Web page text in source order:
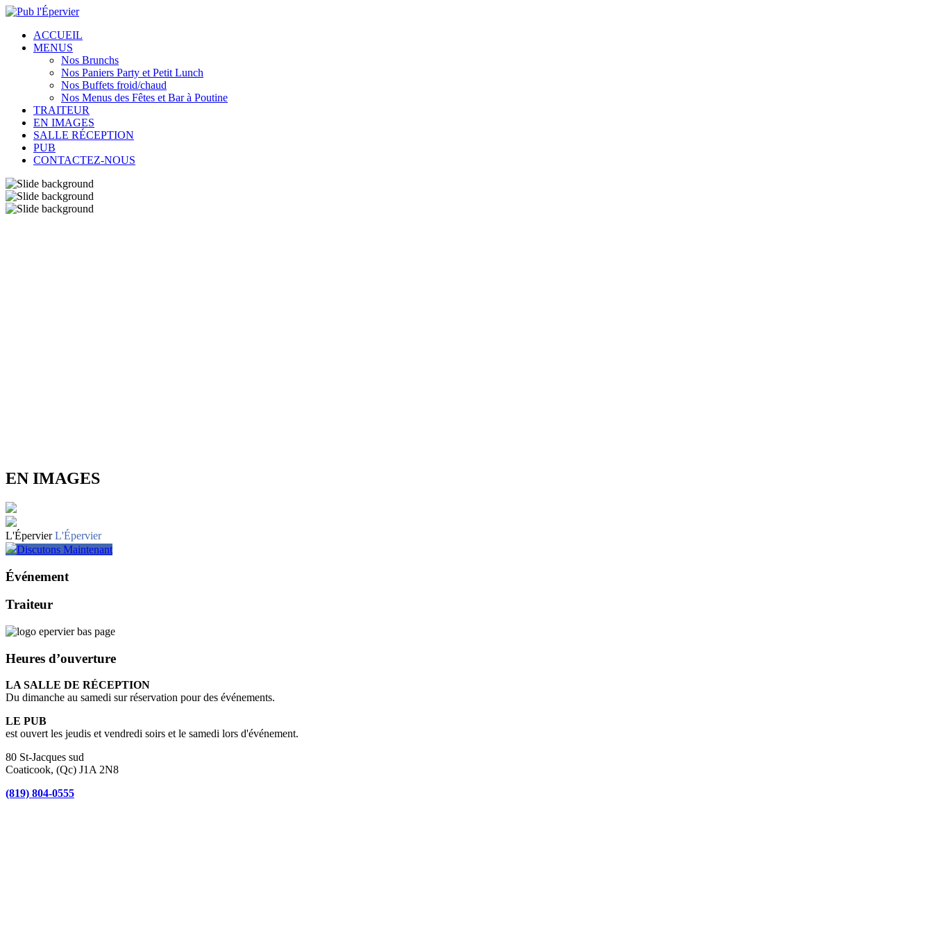
ACCUEIL
MENUS
Nos Brunchs
Nos Paniers Party et Petit Lunch
Nos Buffets froid/chaud
Nos Menus des Fêtes et Bar à Poutine
TRAITEUR
EN IMAGES
SALLE RÉCEPTION
PUB
CONTACTEZ-NOUS
EN IMAGES
L'Épervier L'Épervier
Discutons Maintenant
Événement
Traiteur
Heures d’ouverture
LA SALLE DE RÉCEPTION
Du dimanche au samedi sur réservation pour des événements.
LE PUB
est ouvert les jeudis et vendredi soirs et le samedi lors d'événement.
80 St-Jacques sud
Coaticook, (Qc) J1A 2N8
(819) 804-0555